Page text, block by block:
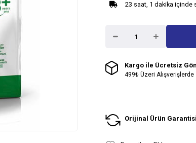
23 saat, 1 dakika içinde
Kargo ile Ücretsiz
499₺ Üzeri Alışverişlerde
Orijinal Ürün Garantisi